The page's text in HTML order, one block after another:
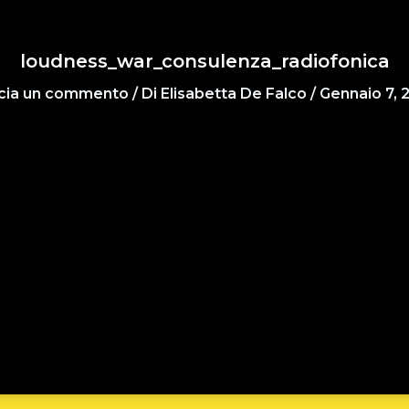
loudness_war_consulenza_radiofonica
un commento / Di Elisabetta De Falco / Gennaio 7,